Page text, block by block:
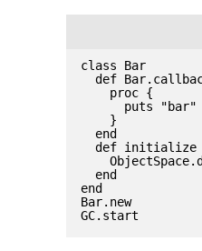
class Bar
def
    proc {
      puts "bar"
    }
  end
  def initialize
  end
end
Bar.new